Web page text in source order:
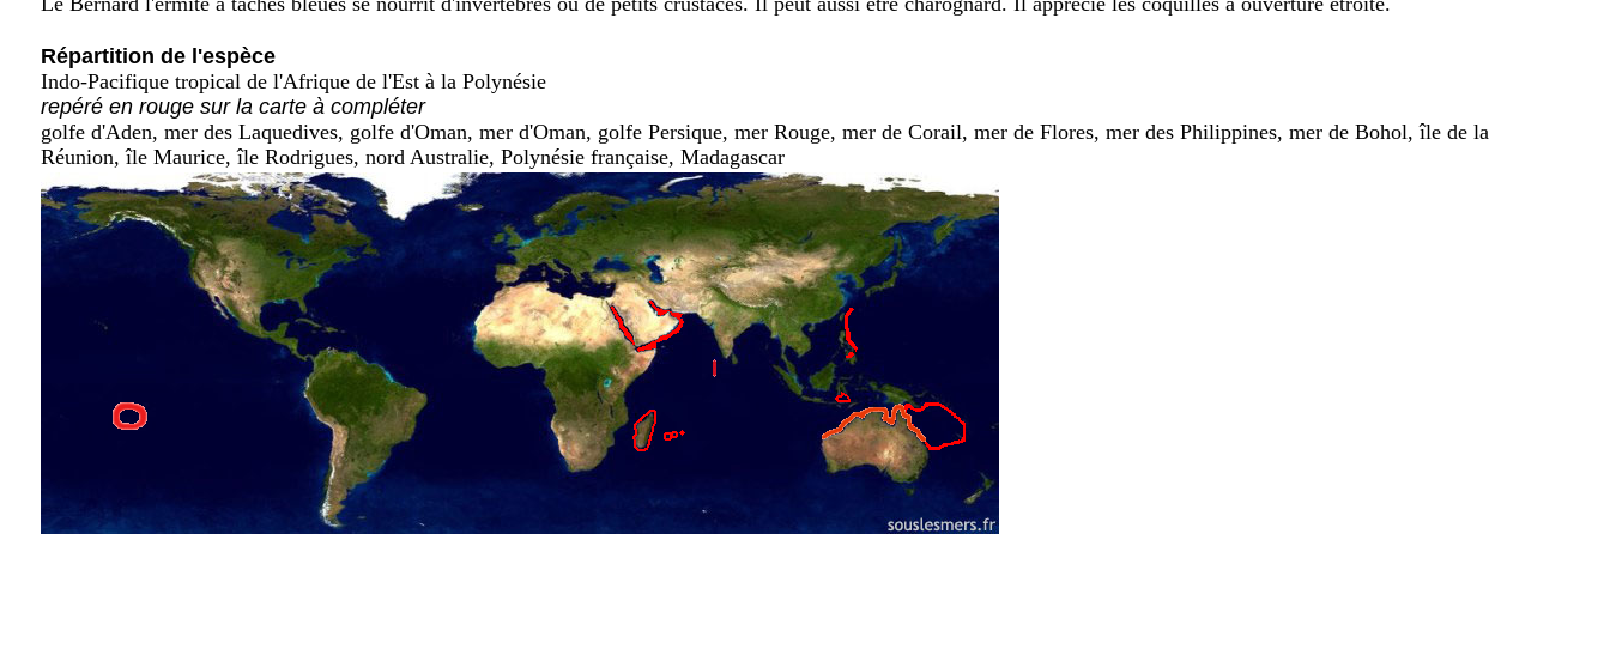
Répartition de l'espèce
Indo-Pacifique tropical de l'Afrique de l'Est à la Polynésie
repéré en rouge sur la carte à compléter
golfe d'Aden, mer des Laquedives, golfe d'Oman, mer d'Oman, golfe Persique, mer Rouge, mer de Corail, mer de Flores, mer des Philippines, mer de Bohol, île de la
Réunion, île Maurice, île Rodrigues, nord Australie, Polynésie française, Madagascar